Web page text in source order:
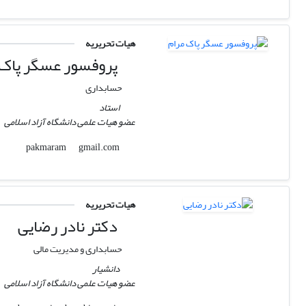
هیات تحریریه
پروفسور عسگر
حسابداری
استاد
عضو هیات علمی دانشگاه آزاد اسلامی
pakmaram
gmail.com
هیات تحریریه
دکتر نادر رضایی
حسابداری و مدیریت مالی
دانشیار
عضو هیات علمی دانشگاه آزاد اسلامی